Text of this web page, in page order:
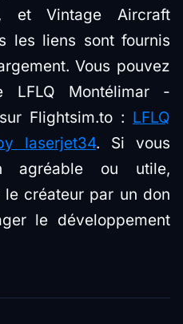
et Vintage Aircraft
les liens sont fournis
Vous pouvez
LFLQ Montélimar -
Flightsim.to : LFLQ
laserjet34. Si vous
agréable ou utile,
créateur par un don
le développement